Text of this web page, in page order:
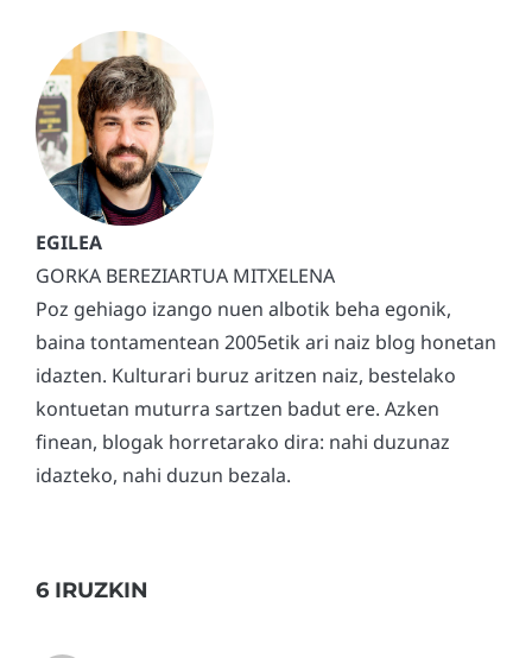
GORKA BEREZIARTUA MITXELENA
Poz gehiago izango nuen albotik beha egonik,
baina tontamentean 2005etik ari naiz blog honetan
idazten. Kulturari buruz aritzen naiz, bestelako
kontuetan muturra sartzen badut ere. Azken
finean, blogak horretarako dira: nahi duzunaz
idazteko, nahi duzun bezala.
6 IRUZKIN